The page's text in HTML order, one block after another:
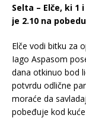
Selta – Elče, ki
je 2.10 na
Elče vodi bitku za
Iago Aspasom
dana otkinuo bod
potvrdu odlične
moraće da
pobeđuje kod